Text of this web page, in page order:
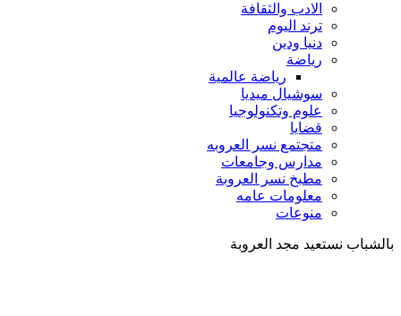
الادب والثقافة
ترند اليوم
دنيا ودين
رياضة
رياضة عالمية
سوشيال ميديا
علوم وتكنولوجيا
قضايا
متجتمع نسر العروبه
مدارس وجامعات
مطبخ نسر العروبة
معلومات عامه
منوعات
بالشباب نستعيد مجد العروبة